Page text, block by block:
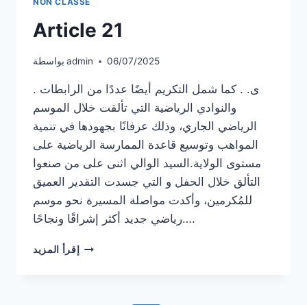
Article 21
بواسطة admin 06/07/2025
. ى. . كما شمل التكريم أيضًا عددًا من الرابطات
والنوادي الرياضية التي تألقت خلال الموسم
الرياضي الجاري، وذلك عرفانًا بجهودها في تنمية
المواهب وتوسيع قاعدة الممارسة الرياضية على
مستوى الولاية.السيد الوالي اثنى على من صنعوا
التألق خلال الحفل و التي جسدت التقدير العميق
للمُكرمين، وأكدت مواصلة المسيرة نحو موسم
رياضي جديد أكثر إشراقًا ونجاحًا….
إقرأ المزيد ARTICLE